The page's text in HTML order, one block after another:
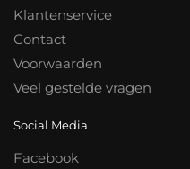
Klantenservice
Contact
Voorwaarden
Veel gestelde vragen
Social Media
Facebook